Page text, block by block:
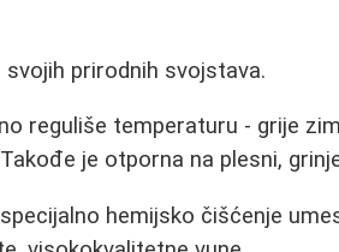
prirodnih svojstava.
reguliše temperaturu - grije
je otporna na plesni,
hemijsko čišćenje